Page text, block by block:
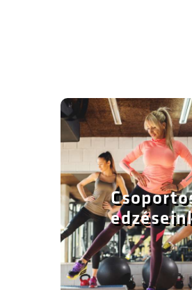
Csoportos
Aerobic, kangoo, Indoor
TRX, Funkcionális
Alakformáló, Stretching,
Gyerek karate, Baba-mama
pilates órák 2
Részletek